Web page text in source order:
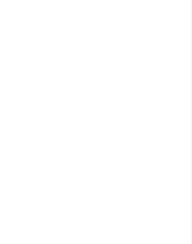
خدمات این سایت است. توجه داشته
هر زمان به معنی پذیرفتن کامل کلیه
لازم به ذکر است شرایط و قوانین مندرج،
سایت بارجیل ثبت نام کند و از خدمات آن
مطابق قوانین و مقررات جمهوری اسلامی
یا مجوز و نظارت قانونی والدین قانونی
۱-۲: فروشنده: به فروشگاه اینترنتی
حقوقی یا حقیقی، گفته می شود که به